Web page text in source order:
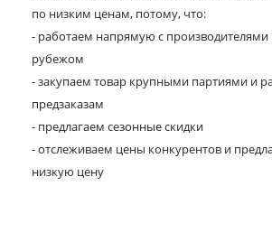
по низким ценам, потому, что:
- работаем напрямую с производителями
рубежом
- закупаем товар крупными партиями и
предзаказам
- предлагаем сезонные скидки
- отслеживаем цены конкурентов и
низкую цену